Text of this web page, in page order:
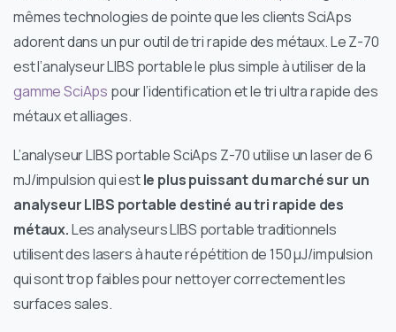
mêmes technologies de pointe que les clients SciAps
adorent dans un pur outil de tri rapide des métaux. Le Z-70
est l’analyseur LIBS portable le plus simple à utiliser de la
gamme SciAps pour l’identification et le tri ultra rapide des
métaux et alliages.
L’analyseur LIBS portable SciAps Z-70 utilise un laser de 6
mJ/impulsion qui estle plus puissant du marché sur un
analyseur LIBS portable destiné au tri rapide des
métaux.Les analyseurs LIBS portable traditionnels
utilisent des lasers à haute répétition de 150 μJ/impulsion
qui sont trop faibles pour nettoyer correctement les
surfaces sales.